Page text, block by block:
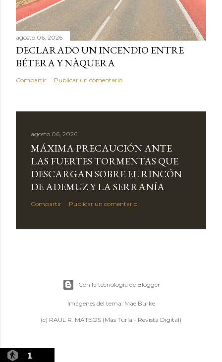
agosto 06, 2026
DECLARADO UN INCENDIO ENTRE
BÉTERA Y NÀQUERA
Compartir Publicar un comentario
agosto 06, 2026
MÁXIMA PRECAUCIÓN ANTE
LAS FUERTES TORMENTAS QUE
DESCARGAN SOBRE EL RINCÓN
DE ADEMUZ Y LA SERRANÍA
Compartir Publicar un comentario
Con la tecnología de Blogger
Imágenes del tema: Mae Burke
(c) RAUL R. MATEOS (Mas Turia - Revista Digital)
1